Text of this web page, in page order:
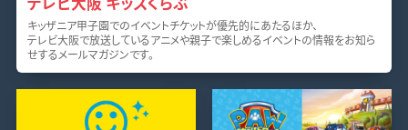
キッザニア甲子園でのイベントチケットが優先的にあたるほか、
テレビ大阪で放送しているアニメや親子で楽しめるイベントの情報をお知ら
せするメールマガジンです。